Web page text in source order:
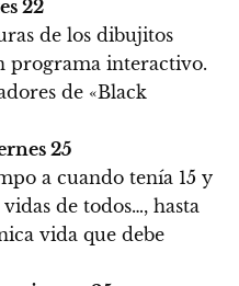
22
de los dibujitos
programa interactivo.
de «Black
25
a cuando tenía 15 y
de todos…, hasta
vida que debe